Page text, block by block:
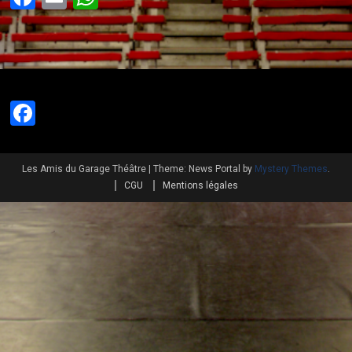
Les Amis du Garage Théâtre Theme: News Portal by Mystery Themes.
CGU
Mentions légales